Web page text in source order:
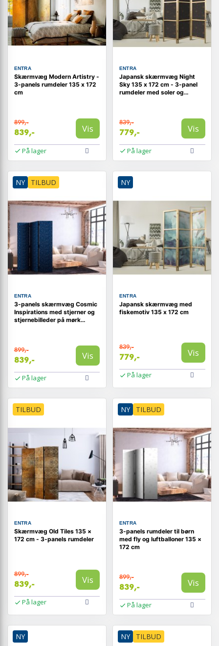
ENTRA
Skærmvæg Modern Artistry -
3-panels rumdeler 135 x 172
cm
899,-
839,- Vis
På lager
ENTRA
Japansk skærmvæg Night
Sky 135 x 172 cm - 3-panel
rumdeler med soler og
839,-
779,- Vis
På lager
NY TILBUD
ENTRA
3-panels skærmvæg Cosmic
Inspirations med stjerner og
stjernebilleder på mørk
899,-
839,- Vis
På lager
NY
ENTRA
Japansk skærmvæg med
fiskemotiv 135 x 172 cm
839,-
779,- Vis
På lager
TILBUD
ENTRA
Skærmvæg Old Tiles 135 ×
172 cm - 3-panels rumdeler
899,-
839,- Vis
På lager
NY TILBUD
ENTRA
3-panels rumdeler til børn
med fly og luftballoner 135 ×
172 cm
899,-
839,- Vis
På lager
NY NY TILBUD